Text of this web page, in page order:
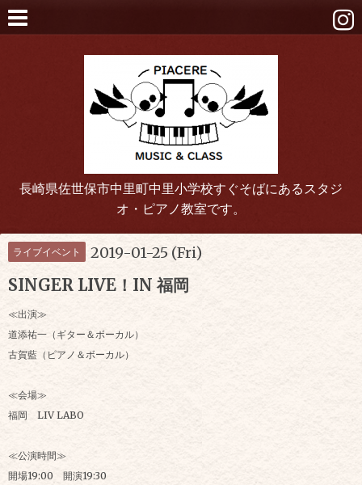
長崎県佐世保市中里町中里小学校すぐそばにあるスタジ
オ・ピアノ教室です。
ライブイベント 2019-01-25 (Fri)
SINGER LIVE！IN 福岡
≪出演≫
道添祐一（ギター＆ボーカル）
古賀藍（ピアノ＆ボーカル）
≪会場≫
福岡 LIV LABO
≪公演時間≫
開場19:00 開演19:30